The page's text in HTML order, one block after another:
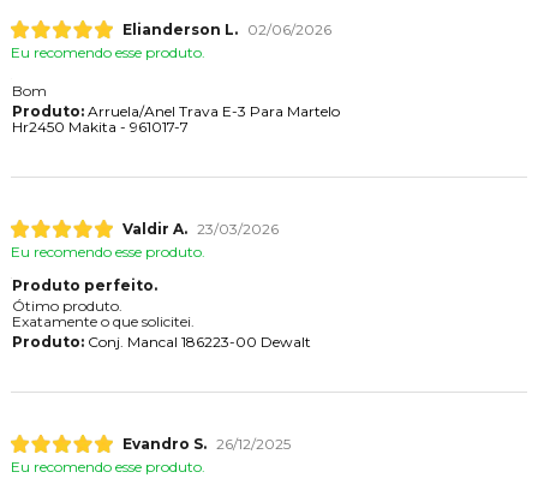
Elianderson L.
02/06/2026
Eu recomendo esse produto.
Bom
Produto:Arruela/Anel Trava E-3 Para Martelo
Hr2450 Makita - 961017-7
Valdir A. 23/03/2026
Eu recomendo esse produto.
Produto perfeito.
Ótimo produto.
Exatamente o que solicitei.
Produto:Conj. Mancal 186223-00 Dewalt
Evandro S. 26/12/2025
Eu recomendo esse produto.